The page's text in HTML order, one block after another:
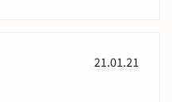
21.01.21